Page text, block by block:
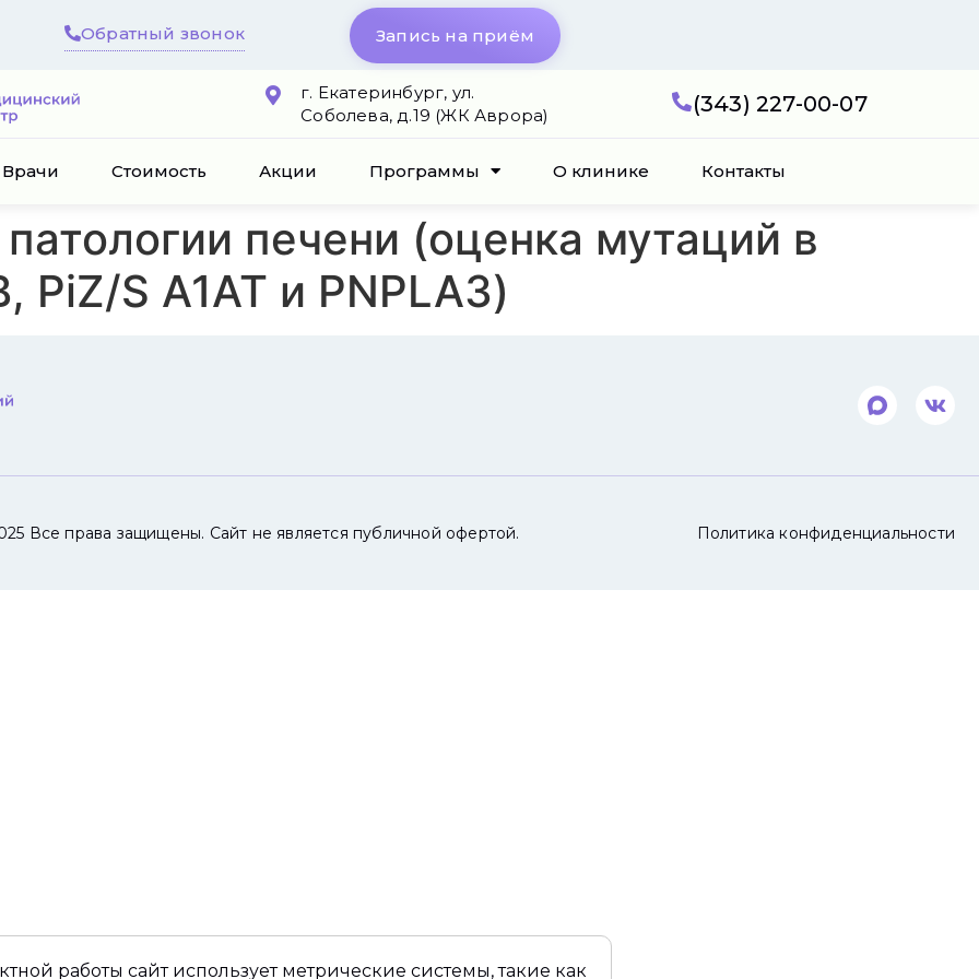
Обратный звонок Запись на приём
г. Екатеринбург, ул.
Соболева, д.19 (ЖК Аврора)
(343) 227-00-07
Врачи Стоимость Акции Программы О клинике Контакты
печени (оценка мутаций в
PiZ/S А1АТ и PNPLA3)
Все права защищены. Сайт не является публичной офертой. Политика конфиденциальности
работы сайт использует метрические системы, такие как